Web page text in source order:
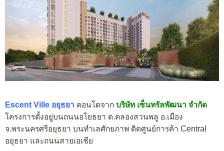
Escent Ville อยุธยา คอนโดจาก บริษัท เซ็นทรัลพัฒนา จำกัด
โครงการตั้งอยู่บนถนนอโยธยา ต.คลองสวนพลู อ.เมือง
จ.พระนครศรีอยุธยา บนทำเลศักยภาพ ติดศูนย์การค้า Central
อยุธยา และถนนสายเอเชีย